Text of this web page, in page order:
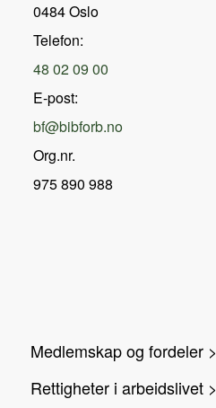
0484 Oslo
Telefon:
48 02 09 00
E-post:
bf@bibforb.no
Org.nr.
975 890 988
Medlemskap og fordeler >
Rettigheter i arbeidslivet >